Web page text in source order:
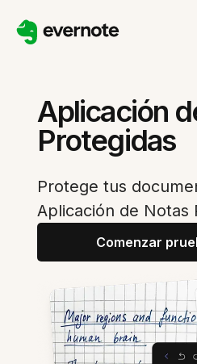
Aplicación
Protegidas
Protege tus
Aplicación de Notas
Comenzar